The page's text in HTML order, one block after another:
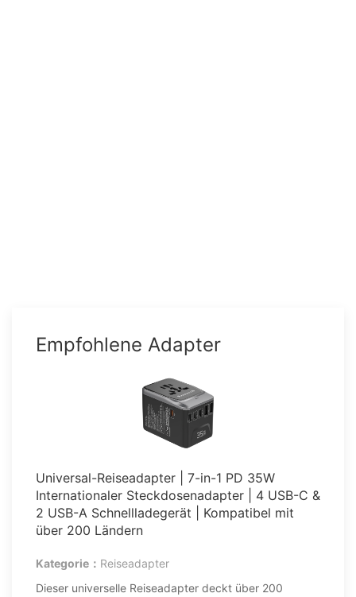
Empfohlene Adapter
Universal-Reiseadapter | 7-in-1 PD 35W
Internationaler Steckdosenadapter | 4 USB-C &
2 USB-A Schnellladegerät | Kompatibel mit
über 200 Ländern
Kategorie： Reiseadapter
Dieser universelle Reiseadapter deckt über 200